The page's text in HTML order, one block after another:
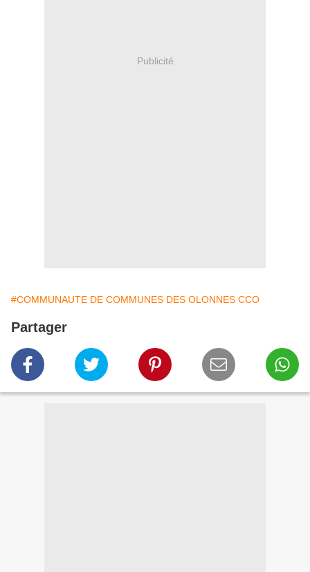
Publicité
#COMMUNAUTE DE COMMUNES DES OLONNES CCO
Partager